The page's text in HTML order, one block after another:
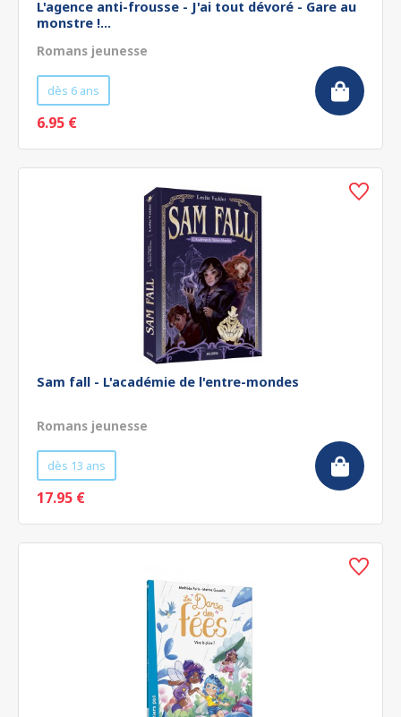
L'agence anti-frousse - J'ai tout dévoré - Gare au
monstre !...
Romans jeunesse
dès 6 ans
6.95 €
Sam fall - L'académie de l'entre-mondes
Romans jeunesse
dès 13 ans
17.95 €